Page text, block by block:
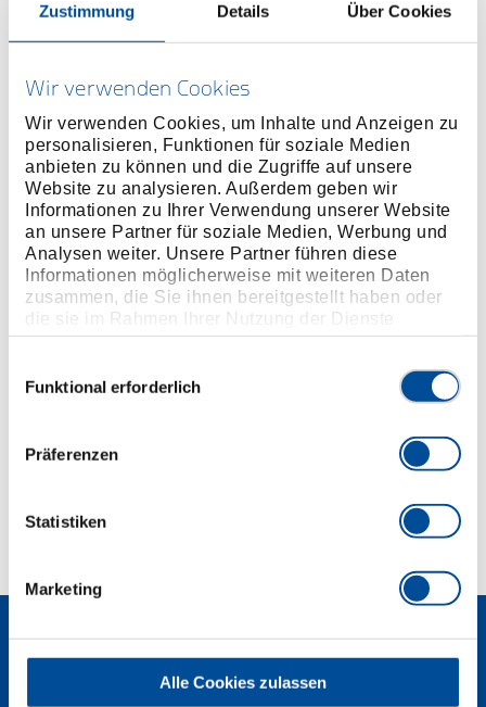
Zustimmung Details Über Cookies
Wir verwenden Cookies
Wir verwenden Cookies, um Inhalte und Anzeigen zu
personalisieren, Funktionen für soziale Medien
anbieten zu können und die Zugriffe auf unsere
Website zu analysieren. Außerdem geben wir
Informationen zu Ihrer Verwendung unserer Website
an unsere Partner für soziale Medien, Werbung und
Analysen weiter. Unsere Partner führen diese
Informationen möglicherweise mit weiteren Daten
zusammen, die Sie ihnen bereitgestellt haben oder
die sie im Rahmen Ihrer Nutzung der Dienste
gesammelt haben. Unsere vollständige
Funktional erforderlich
Präferenzen
Statistiken
Marketing
Alle Cookies zulassen
ONLINE KAUFEN
HÄNDLER FINDEN
Produktlinie EAN 4046459025245
Produktbeschreibung
Abmessungen und Gewichte
Lieferumfang
Technische Eigenschaften